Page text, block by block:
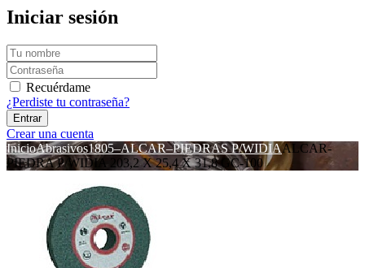
Iniciar sesión
Recuérdame
¿Perdiste tu contraseña?
Crear una cuenta
InicioAbrasivos1805–ALCAR–PIEDRAS P/WIDIAALCAR-
PIEDRA P/WIDIA 203,2 X 25,4 X 31,8 GC-100